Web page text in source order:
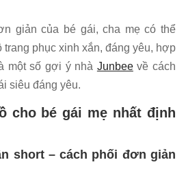
giản của bé gái, cha mẹ có thể
trang phục xinh xắn, đáng yêu, hợp
một số gợi ý nhà Junbeevề cách
siêu đáng yêu.
cho bé gái mẹ nhất định
short – cách phối đơn giản